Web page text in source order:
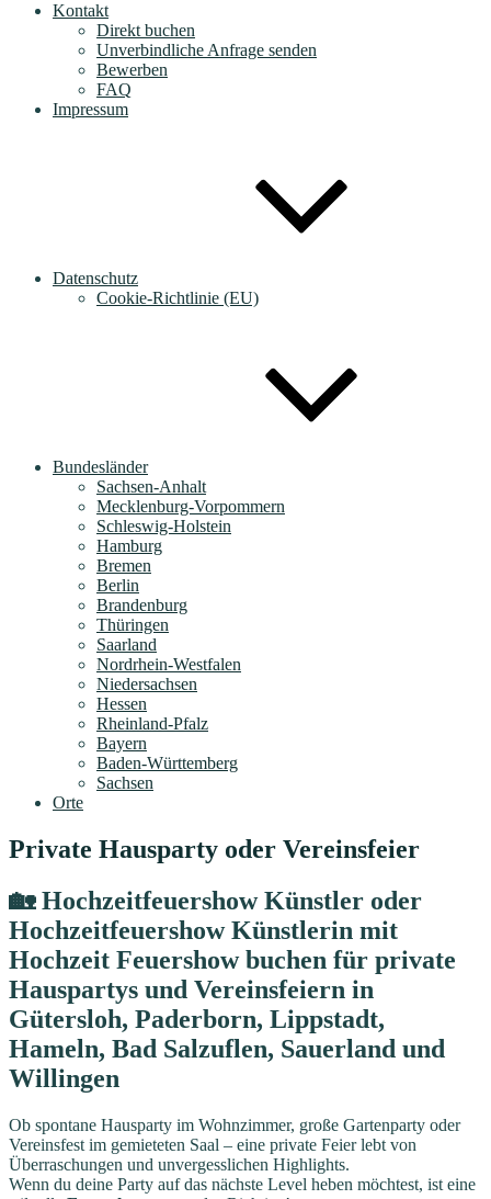
Kontakt
Direkt buchen
Unverbindliche Anfrage senden
Bewerben
FAQ
Impressum
Datenschutz
Cookie-Richtlinie (EU)
Bundesländer
Sachsen-Anhalt
Mecklenburg-Vorpommern
Schleswig-Holstein
Hamburg
Bremen
Berlin
Brandenburg
Thüringen
Saarland
Nordrhein-Westfalen
Niedersachsen
Hessen
Rheinland-Pfalz
Bayern
Baden-Württemberg
Sachsen
Orte
Private Hausparty oder Vereinsfeier
🏡 Hochzeitfeuershow Künstler oder
Hochzeitfeuershow Künstlerin mit
Hochzeit Feuershow buchen für private
Hauspartys und Vereinsfeiern in
Gütersloh, Paderborn, Lippstadt,
Hameln, Bad Salzuflen, Sauerland und
Willingen
Ob spontane Hausparty im Wohnzimmer, große Gartenparty oder
Vereinsfest im gemieteten Saal – eine private Feier lebt von
Überraschungen und unvergesslichen Highlights.
Wenn du deine Party auf das nächste Level heben möchtest, ist eine